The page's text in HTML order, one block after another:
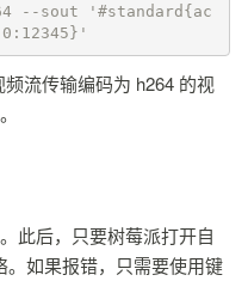
--sout '#standard{ac
流传输编码为 h264 的视
此后，只要树莓派打开自
。如果报错，只需要使用键